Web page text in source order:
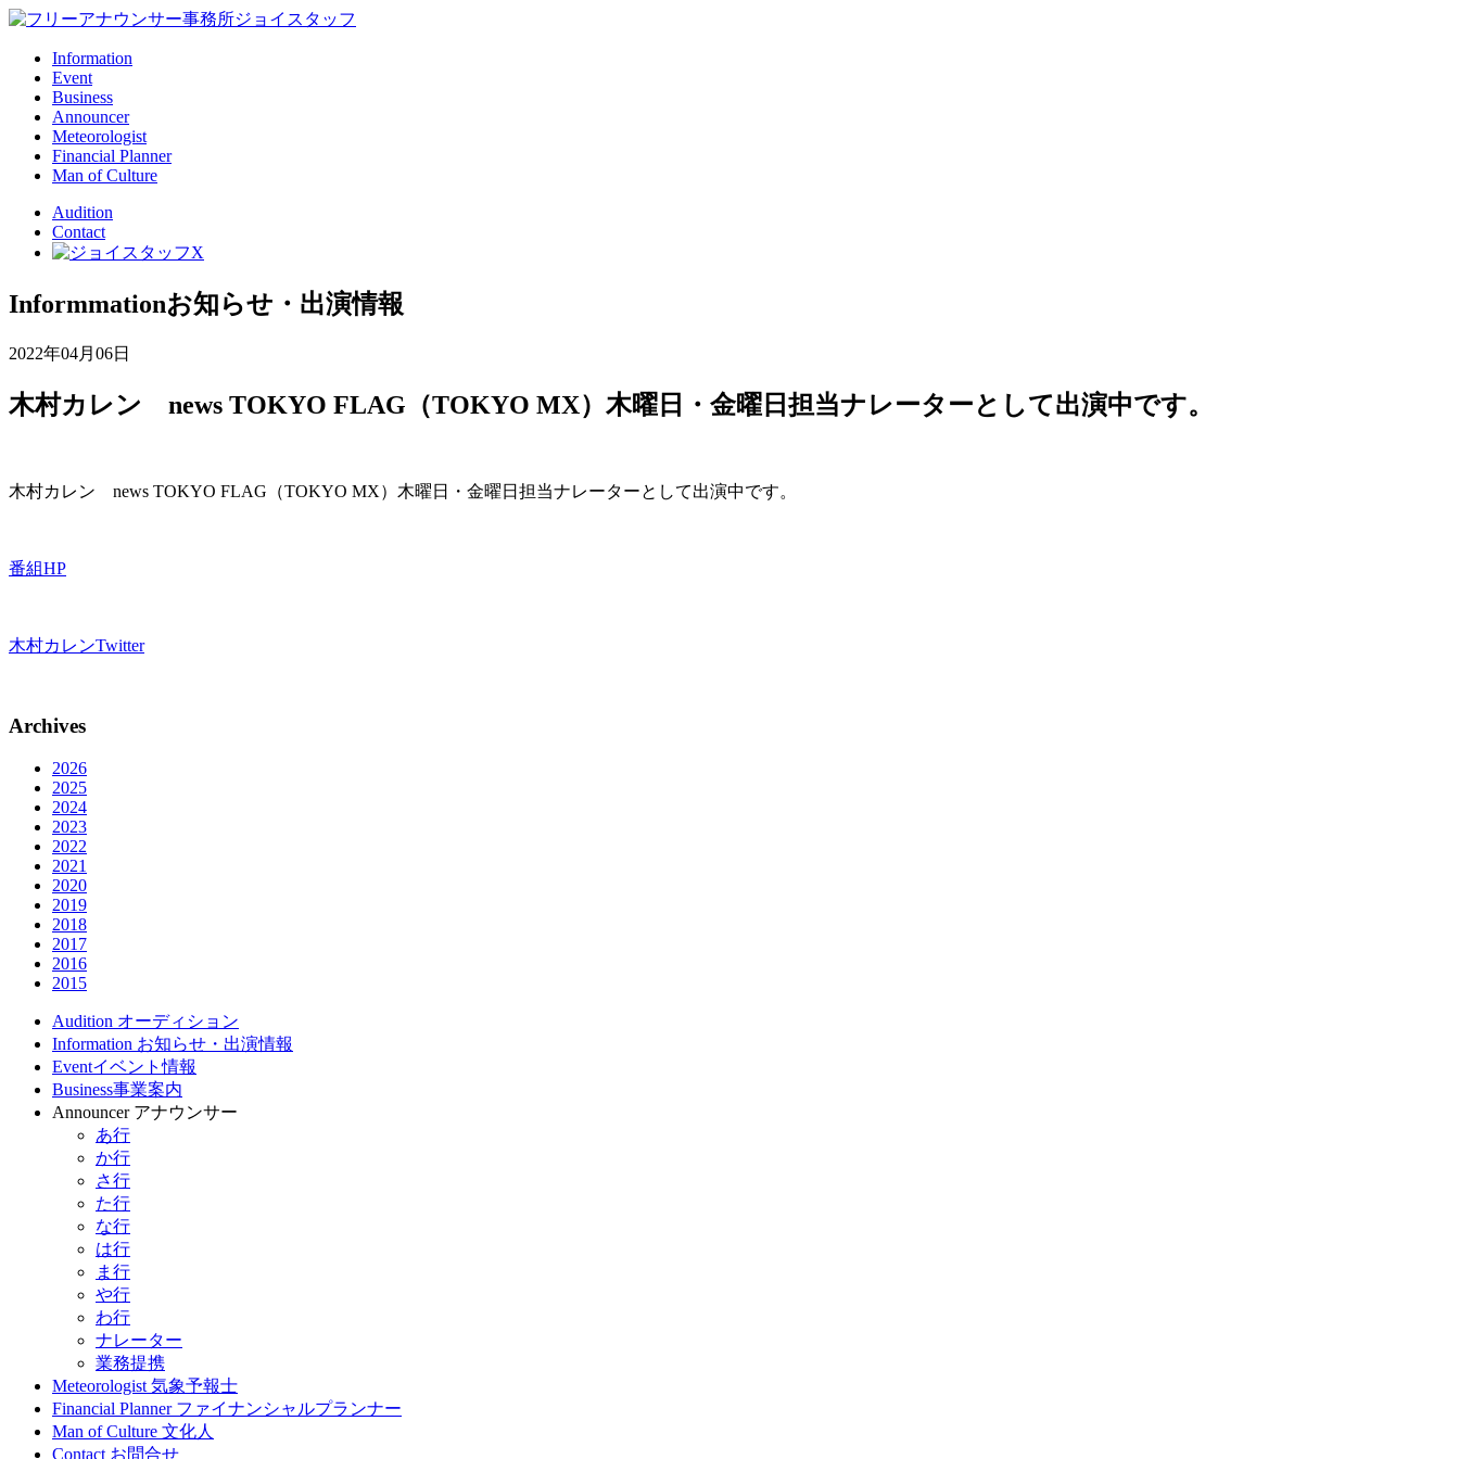
Information
Event
Business
Announcer
Meteorologist
Financial Planner
Man of Culture
Audition
Contact
Informmationお知らせ・出演情報
2022年04月06日
木村カレン news TOKYO FLAG（TOKYO MX）木曜日・金曜日担当ナレーターとして出演中です。
木村カレン news TOKYO FLAG（TOKYO MX）木曜日・金曜日担当ナレーターとして出演中です。
番組HP
木村カレンTwitter
Archives
2026
2025
2024
2023
2022
2021
2020
2019
2018
2017
2016
2015
Audition オーディション
Information お知らせ・出演情報
Eventイベント情報
Business事業案内
Announcer アナウンサー
あ行
か行
さ行
た行
な行
は行
ま行
や行
わ行
ナレーター
業務提携
Meteorologist 気象予報士
Financial Planner ファイナンシャルプランナー
Man of Culture 文化人
Contact お問合せ